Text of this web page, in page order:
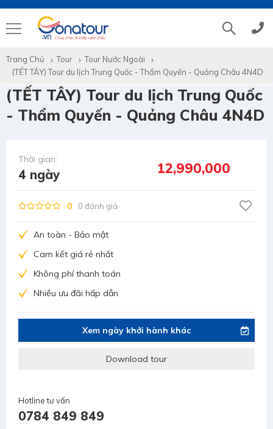
Tổng đài (028)39 14 18 18
Hotline tour nước ngoài 0786 711 611
Hotine CSKH
Hotline tư vấn dịch vụ 0784 849 849
Trang Chủ Tour
Tour Nước Ngoài
(TẾT TÂY) Tour du lịch Trung Quốc - Thẩm Quyến - Quảng Châu 4N4D
(TẾT TÂY) Tour du lịch Trung Quốc
- Thẩm Quyến - Quảng Châu 4N4D
Thời gian:
4 ngày 12,990,000
0 0 đánh giá
An toàn - Bảo mật
Cam kết giá rẻ nhất
Không phí thanh toán
Nhiều ưu đãi hấp dẫn
Xem ngày khởi hành khác
Download tour
Hotline tư vấn
0784 849 849